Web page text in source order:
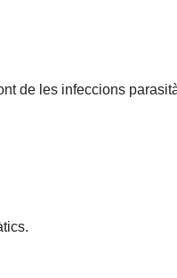
de les infeccions